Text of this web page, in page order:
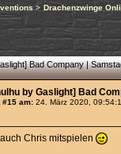
> Drachenzwinge
Bad Company |
by Gaslight] Bad
#15 am: 24. März 2020,
Chris mitspielen